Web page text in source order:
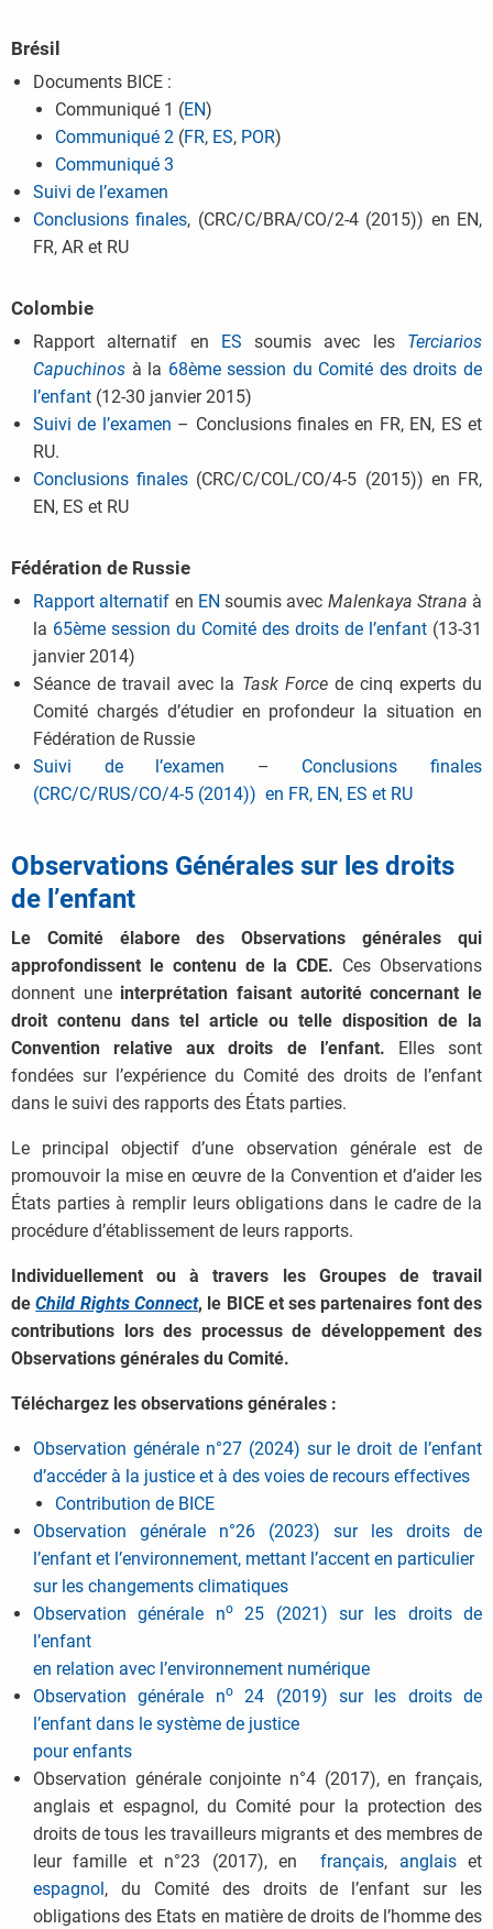
Brésil
Documents BICE :
Communiqué 1 (EN)
Communiqué 2 (FR, ES, POR)
Communiqué 3
Suivi de l’examen
Conclusions finales, (CRC/C/BRA/CO/2-4 (2015)) en EN,
FR, AR et RU
Colombie
Rapport alternatif en ES soumis avec les Terciarios
Capuchinos à la 68ème session du Comité des droits de
l’enfant (12-30 janvier 2015)
Suivi de l’examen – Conclusions finales en FR, EN, ES et
RU.
Conclusions finales (CRC/C/COL/CO/4-5 (2015)) en FR,
EN, ES et RU
Fédération de Russie
Rapport alternatif en EN soumis avec Malenkaya Strana à
la 65ème session du Comité des droits de l’enfant (13-31
janvier 2014)
Séance de travail avec la Task Forcede cinq experts du
Comité chargés d’étudier en profondeur la situation en
Fédération de Russie
Suivi de l’examen – Conclusions finales
(CRC/C/RUS/CO/4-5 (2014)) en FR, EN, ES et RU
Observations Générales sur les droits
de l’enfant
Le Comité élabore des Observations générales qui
approfondissent le contenu de la CDE. Ces Observations
donnent une interprétation faisant autorité concernant le
droit contenu dans tel article ou telle disposition de la
Convention relative aux droits de l’enfant. Elles sont
fondées sur l’expérience du Comité des droits de l’enfant
dans le suivi des rapports des États parties.
Le principal objectif d’une observation générale est de
promouvoir la mise en œuvre de la Convention et d’aider les
États parties à remplir leurs obligations dans le cadre de la
procédure d’établissement de leurs rapports.
Individuellement ou à travers les Groupes de travail
deChild Rights Connect, le BICE et ses partenaires font des
contributions lors des processus de développement des
Observations générales du Comité.
Téléchargez les observations générales :
Observation générale n°27 (2024) sur le droit de l’enfant
d’accéder à la justice et à des voies de recours effectives
Contribution de BICE
Observation générale n°26 (2023) sur les droits de
l’enfant et l’environnement, mettant l’accent en particulier
sur les changements climatiques
Observation générale no25 (2021) sur les droits de
l’enfant
en relation avec l’environnement numérique
Observation générale no24 (2019) sur les droits de
l’enfant dans le système de justice
pour enfants
Observation générale conjointe n°4 (2017), en français,
anglais et espagnol, du Comité pour la protection des
droits de tous les travailleurs migrants et des membres de
leur famille et n°23 (2017), enfrançais, anglaiset
espagnol, du Comité des droits de l’enfant sur les
obligations des Etats en matière de droits de l’homme des